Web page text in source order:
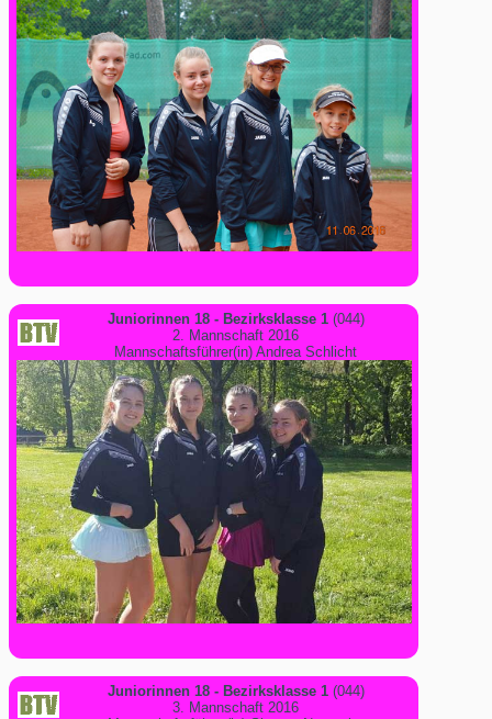
Juniorinnen 18 - Bezirksklasse 1(044)
2. Mannschaft 2016
Mannschaftsführer(in) Andrea Schlicht
Juniorinnen 18 - Bezirksklasse 1(044)
3. Mannschaft 2016